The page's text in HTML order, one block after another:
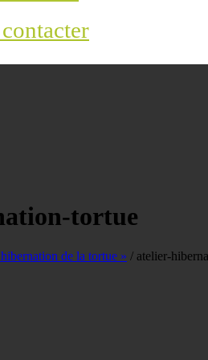
tortue
de la tortue » / atelier-